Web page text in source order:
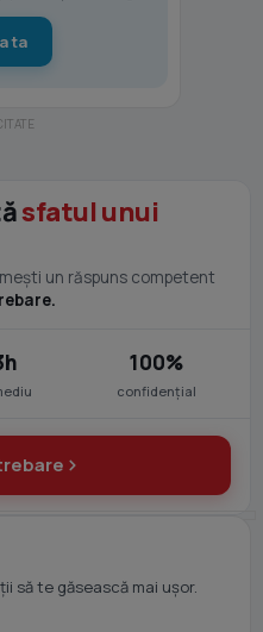
ta
sfatul unui
un răspuns competent
100%
confidențial
să te găsească mai ușor.